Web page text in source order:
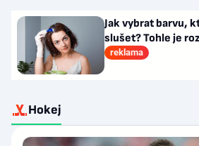
Jak vybrat barvu,
slušet? Tohle je
reklama
Hokej